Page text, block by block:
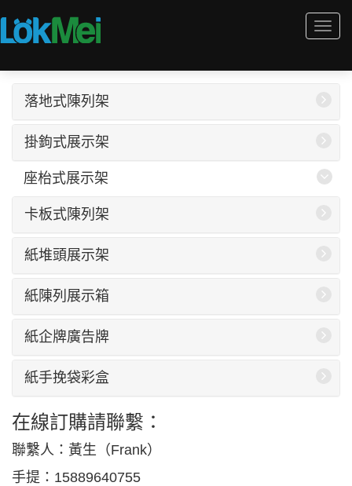
落地式陳列架
掛鉤式展示架
座枱式展示架
卡板式陳列架
紙堆頭展示架
紙陳列展示箱
紙企牌廣告牌
紙手挽袋彩盒
在線訂購請聯繫：
聯繫人：黃生（Frank）
手提：15889640755